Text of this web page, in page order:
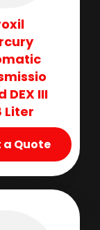
DEX III
Liter
a Quote